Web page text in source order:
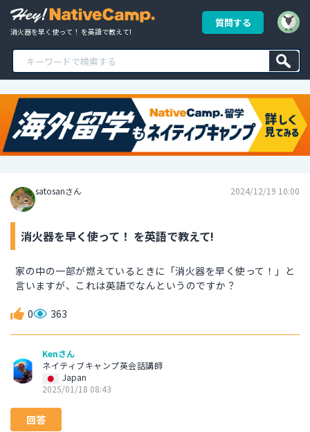
消火器を早く使って！ を英語で教えて!
質問する
satosanさん 2024/12/19 10:00
消火器を早く使って！ を英語で教えて!
家の中の一部が燃えているときに「消火器を早く使って！」と
言いますが、これは英語でなんというのですか？
0 363
Kenさん
ネイティブキャンプ英会話講師
Japan
2025/01/18 08:43
回答